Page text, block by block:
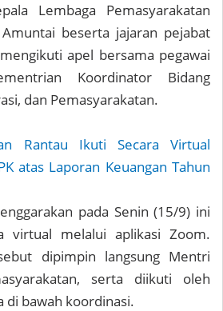
Lembaga Pemasyarakatan
beserta jajaran pejabat
apel bersama pegawai
Koordinator Bidang
dan Pemasyarakatan.
Rantau Ikuti Secara Virtual
atas Laporan Keuangan Tahun
pada Senin (15/9) ini
virtual melalui aplikasi Zoom.
dipimpin langsung Mentri
serta diikuti oleh
di bawah koordinasi.